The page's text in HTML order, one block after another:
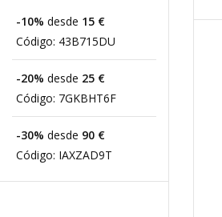
-10% desde 15 €
Código: 43B715DU
-20% desde 25 €
Código: 7GKBHT6F
-30% desde 90 €
Código: IAXZAD9T